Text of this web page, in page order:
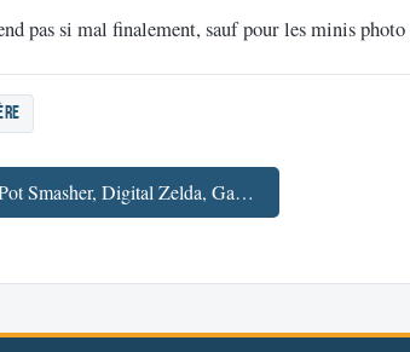
pas si mal finalement, sauf pour les minis
← Fav'Week : Zelda Pot Smasher, Digital Zelda, Gangnam NASA, MARIO WARFARE